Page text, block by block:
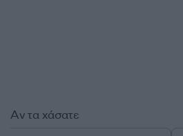
Αν τα χάσατε